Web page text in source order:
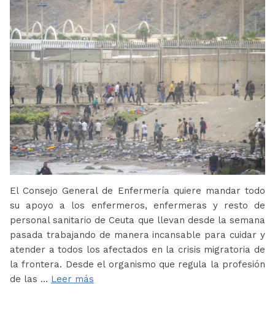
El Consejo General de Enfermería quiere mandar todo
su apoyo a los enfermeros, enfermeras y resto de
personal sanitario de Ceuta que llevan desde la semana
pasada trabajando de manera incansable para cuidar y
atender a todos los afectados en la crisis migratoria de
la frontera. Desde el organismo que regula la profesión
de las … Leer más